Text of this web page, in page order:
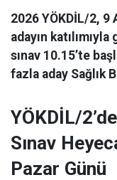
2026 YÖKDİL/2,
adayın
sınav 10.15’te
fazla aday Sağlık
YÖKDİL/
Sınav
Pazar Günü